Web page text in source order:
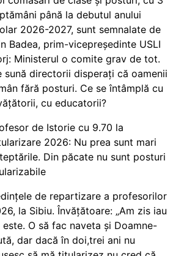
până la debutul anului
2026-2027, sunt semnalate de
Badea, prim-vicepreședinte USLI
Ministerul o comite grav de tot.
sună directorii disperați că oamenii
fără posturi. Ce se întâmplă cu
cu educatorii?
de Istorie cu 9.70 la
2026: Nu prea sunt mari
Din păcate nu sunt posturi
de repartizare a profesorilor
la Sibiu. Învățătoare: „Am zis iau
este. O să fac naveta și Doamne-
dar dacă în doi,trei ani nu